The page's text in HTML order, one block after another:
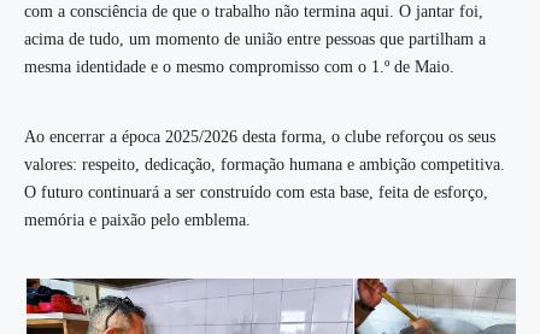
com a consciência de que o trabalho não termina aqui. O jantar foi,
acima de tudo, um momento de união entre pessoas que partilham a
mesma identidade e o mesmo compromisso com o 1.º de Maio.
Ao encerrar a época 2025/2026 desta forma, o clube reforçou os seus
valores: respeito, dedicação, formação humana e ambição competitiva.
O futuro continuará a ser construído com esta base, feita de esforço,
memória e paixão pelo emblema.